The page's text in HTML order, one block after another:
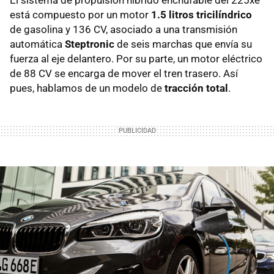
está compuesto por un motor 1.5 litros tricilíndrico
de gasolina y 136 CV, asociado a una transmisión
automática Steptronic de seis marchas que envía su
fuerza al eje delantero. Por su parte, un motor eléctrico
de 88 CV se encarga de mover el tren trasero. Así
pues, hablamos de un modelo de tracción total.